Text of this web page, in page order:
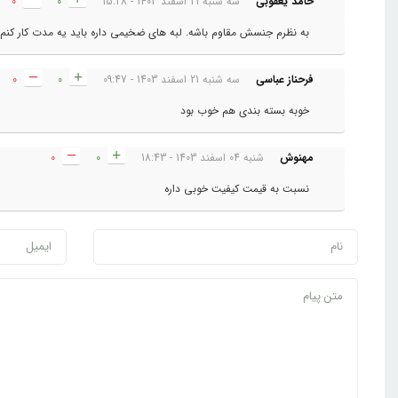
به نظرم جنسش مقاوم باشه. لبه های ضخیمی داره باید یه مدت کار کنم
فرحناز عباسی سه شنبه 21 اسفند 1403 - 09:47
خوبه بسته بندی هم خوب بود
مهنوش شنبه 04 اسفند 1403 - 18:43
نسبت به قیمت کیفیت خوبی داره